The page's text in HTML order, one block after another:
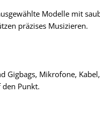
Modelle mit
präzises Musizieren.
Gigbags, Mikrofone,
den Punkt.